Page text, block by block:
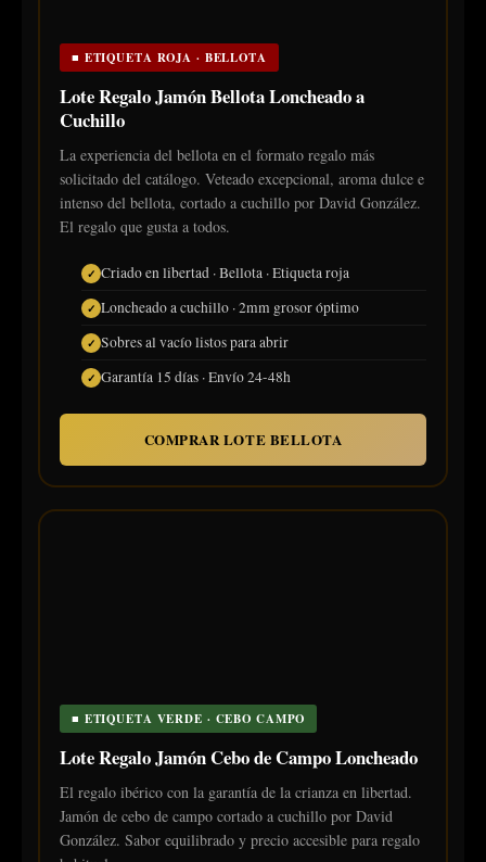
■ ETIQUETA ROJA · BELLOTA
Lote Regalo Jamón Bellota Loncheado a
Cuchillo
La experiencia del bellota en el formato regalo más
solicitado del catálogo. Veteado excepcional, aroma dulce e
intenso del bellota, cortado a cuchillo por David González.
El regalo que gusta a todos.
Criado en libertad · Bellota · Etiqueta roja
Loncheado a cuchillo · 2mm grosor óptimo
Sobres al vacío listos para abrir
Garantía 15 días · Envío 24-48h
COMPRAR LOTE BELLOTA
■ ETIQUETA VERDE · CEBO CAMPO
Lote Regalo Jamón Cebo de Campo Loncheado
El regalo ibérico con la garantía de la crianza en libertad.
Jamón de cebo de campo cortado a cuchillo por David
González. Sabor equilibrado y precio accesible para regalo